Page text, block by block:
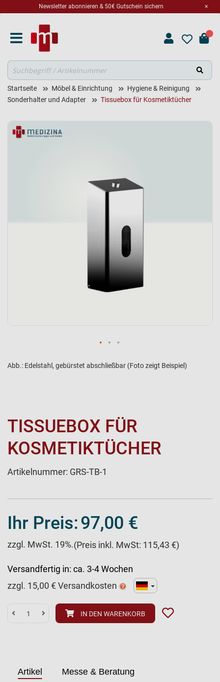
×
Newsletter abonnieren & 50€ Gutschein sichern
Suche
Startseite Möbel & Einrichtung
Hygiene & Reinigung
Sonderhalter und Adapter
Tissuebox für Kosmetiktücher
Abb.: Edelstahl, gebürstet abschließbar (Foto zeigt Beispiel)
TISSUEBOX FÜR
KOSMETIKTÜCHER
Artikelnummer: GRS-TB-1
Ihr Preis:97,00 €
zzgl. MwSt. 19%.(Preis inkl. MwSt: 115,43 €)
Versandfertig in: ca. 3-4 Wochen
zzgl. 15,00 € Versandkosten
IN DEN WARENKORB
Artikel Messe & Beratung